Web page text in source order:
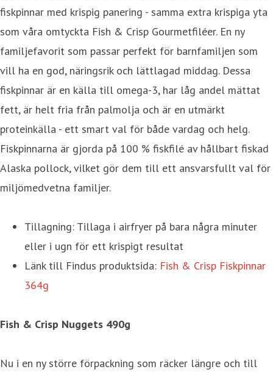
fiskpinnar med krispig panering - samma extra krispiga yta
som våra omtyckta Fish & Crisp Gourmetfiléer. En ny
familjefavorit som passar perfekt för barnfamiljen som
vill ha en god, näringsrik och lättlagad middag. Dessa
fiskpinnar är en källa till omega-3, har låg andel mättat
fett, är helt fria från palmolja och är en utmärkt
proteinkälla - ett smart val för både vardag och helg.
Fiskpinnarna är gjorda på 100 % fiskfilé av hållbart fiskad
Alaska pollock, vilket gör dem till ett ansvarsfullt val för
miljömedvetna familjer.
Tillagning: Tillaga i airfryer på bara några minuter
eller i ugn för ett krispigt resultat
Länk till Findus produktsida: Fish & Crisp Fiskpinnar
364g
Fish & Crisp Nuggets 490g
Nu i en ny större förpackning som räcker längre och till